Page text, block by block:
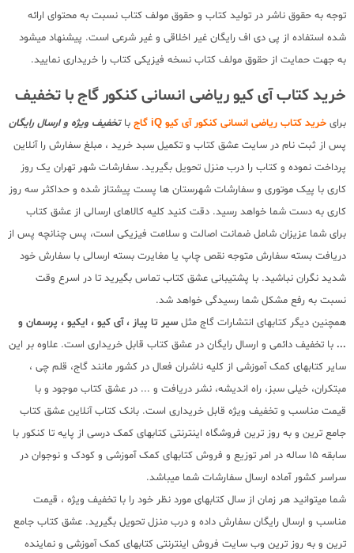
توجه به حقوق ناشر در تولید کتاب و حقوق مولف کتاب نسبت به محتوای ارائه
شده استفاده از پی دی اف رایگان غیر اخلاقی و غیر شرعی است. پیشنهاد میشود
به جهت حمایت از حقوق مولف کتاب نسخه فیزیکی کتاب را خریداری نمایید.
خرید کتاب آی کیو ریاضی انسانی کنکور گاج با تخفیف
برای خرید کتاب ریاضی انسانی کنکور آی کیو iQ گاج باتخفیف ویژه و ارسال رایگان
پس از ثبت نام در سایت عشق کتاب و تکمیل سبد خرید ، مبلغ سفارش را آنلاین
پرداخت نموده و کتاب را درب منزل تحویل بگیرید. سفارشات شهر تهران یک روز
کاری با پیک موتوری و سفارشات شهرستان ها پست پیشتاز شده و حداکثر سه روز
کاری به دست شما خواهد رسید. دقت کنید کلیه کالاهای ارسالی از عشق کتاب
برای شما عزیزان شامل ضمانت اصالت و سلامت فیزیکی است، پس چنانچه پس از
دریافت بسته سفارش متوجه نقص چاپ یا مغایرت بسته ارسالی با سفارش خود
شدید نگران نباشید. با پشتیبانی عشق کتاب تماس بگیرید تا در اسرع وقت
نسبت به رفع مشکل شما رسیدگی خواهد شد.
همچنین دیگر کتابهای انتشارات گاج مثل سیر تا پیاز ، آی کیو ، ایکیو ، پرسمان و
... با تخفیف دائمی و ارسال رایگان در عشق کتاب قابل خریداری است. علاوه بر این
سایر کتابهای کمک آموزشی از کلیه ناشران فعال در کشور مانند گاج، قلم چی ،
مبتکران، خیلی سبز، راه اندیشه، نشر دریافت و ... در عشق کتاب موجود و با
قیمت مناسب و تخفیف ویژه قابل خریداری است. بانک کتاب آنلاین عشق کتاب
جامع ترین و به روز ترین فروشگاه اینترنتی کتابهای کمک درسی از پایه تا کنکور با
سابقه 15 ساله در امر توزیع و فروش کتابهای کمک آموزشی و کودک و نوجوان در
سراسر کشور آماده ارسال سفارشات شما میباشد.
شما میتوانید هر زمان از سال کتابهای مورد نظر خود را با تخفیف ویژه ، قیمت
مناسب و ارسال رایگان سفارش داده و درب منزل تحویل بگیرید. عشق کتاب جامع
ترین و به روز ترین وب سایت فروش اینترنتی کتابهای کمک آموزشی و نماینده